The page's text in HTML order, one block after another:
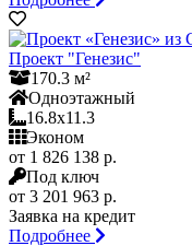
Проект "Генезис"
170.3 м²
Одноэтажный
16.8x11.3
Эконом
от 1 826 138 р.
Под ключ
от 3 201 963 р.
Заявка на кредит
Подробнее